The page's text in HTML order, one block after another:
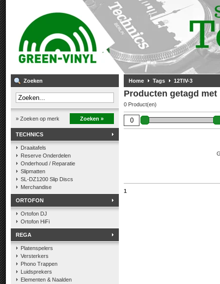
Zoeken
» Zoeken op merk Zoeken »
TECHNICS
Draaitafels
Reserve Onderdelen
Onderhoud / Reparatie
Slipmatten
SL-DZ1200 Slip Discs
Merchandise
ORTOFON
Ortofon DJ
Ortofon HiFi
REGA
Platenspelers
Versterkers
Phono Trappen
Luidsprekers
Elementen & Naalden
Home Tags 12TIV-3
Producten getagd met
0 Product(en)
1